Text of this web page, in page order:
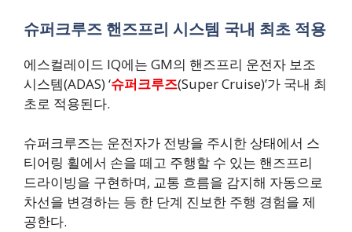
슈퍼크루즈 핸즈프리 시스템 국내 최초 적용
에스컬레이드 IQ에는 GM의 핸즈프리 운전자 보조
시스템(ADAS) ‘슈퍼크루즈(Super Cruise)’가 국내 최
초로 적용된다.
슈퍼크루즈는 운전자가 전방을 주시한 상태에서 스
티어링 휠에서 손을 떼고 주행할 수 있는 핸즈프리
드라이빙을 구현하며, 교통 흐름을 감지해 자동으로
차선을 변경하는 등 한 단계 진보한 주행 경험을 제
공한다.